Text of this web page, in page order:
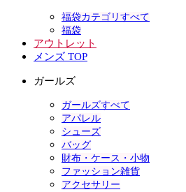
福袋カテゴリすべて
福袋
アウトレット
メンズ TOP
ガールズ
ガールズすべて
アパレル
シューズ
バッグ
財布・ケース・小物
ファッション雑貨
アクセサリー